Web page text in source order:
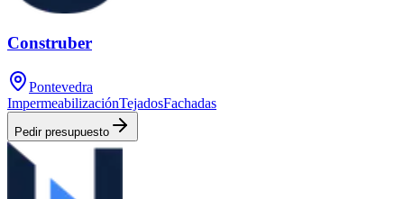
Construber
Pontevedra
ImpermeabilizaciónTejadosFachadas
Pedir presupuesto